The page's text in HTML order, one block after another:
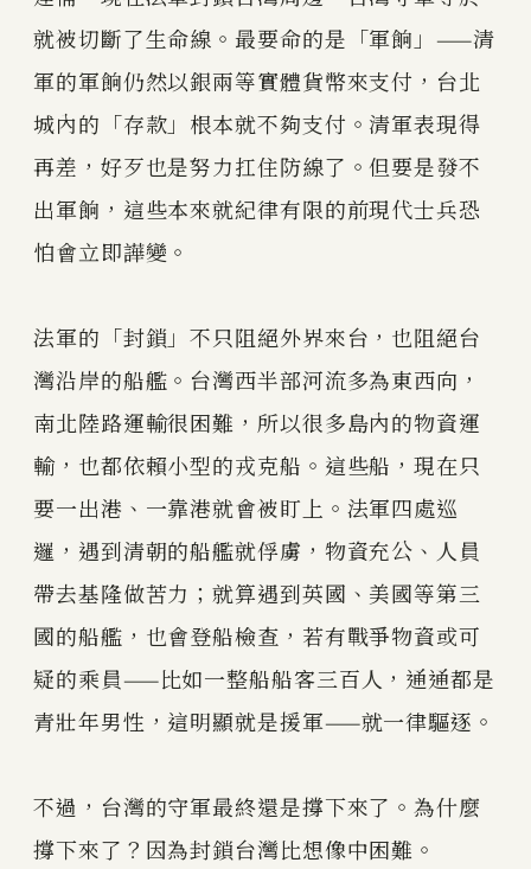
就被切斷了生命線。最要命的是「軍餉」——清
軍的軍餉仍然以銀兩等實體貨幣來支付，台北
城內的「存款」根本就不夠支付。清軍表現得
再差，好歹也是努力扛住防線了。但要是發不
出軍餉，這些本來就紀律有限的前現代士兵恐
怕會立即譁變。
法軍的「封鎖」不只阻絕外界來台，也阻絕台
灣沿岸的船艦。台灣西半部河流多為東西向，
南北陸路運輸很困難，所以很多島內的物資運
輸，也都依賴小型的戎克船。這些船，現在只
要一出港、一靠港就會被盯上。法軍四處巡
邏，遇到清朝的船艦就俘虜，物資充公、人員
帶去基隆做苦力；就算遇到英國、美國等第三
國的船艦，也會登船檢查，若有戰爭物資或可
疑的乘員——比如一整船船客三百人，通通都是
青壯年男性，這明顯就是援軍——就一律驅逐。
不過，台灣的守軍最終還是撐下來了。為什麼
撐下來了？因為封鎖台灣比想像中困難。